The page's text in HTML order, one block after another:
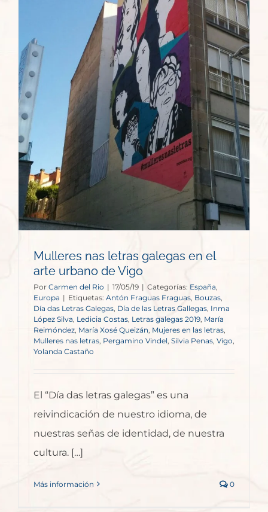
Mulleres nas letras galegas en el
arte urbano de Vigo
Por Carmen del Rio | 17/05/19 | Categorías: España
Europa | Etiquetas: Antón Fraguas Fraguas, Bouzas
Día das Letras Galegas, Día de las Letras Gallegas Inma
López Silva Ledicia Costas Letras galegas 2019, María
Reimóndez, María Xosé Queizán, Mujeres en las letras
Mulleres nas letras Pergamino Vindel, Silvia Penas, Vigo,
Yolanda Castaño
El “Día das letras galegas” es una
reivindicación de nuestro idioma, de
nuestras señas de identidad, de nuestra
cultura. […]
Más información 0